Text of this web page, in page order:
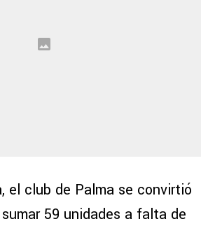
el club de Palma se convirtió
59 unidades a falta de